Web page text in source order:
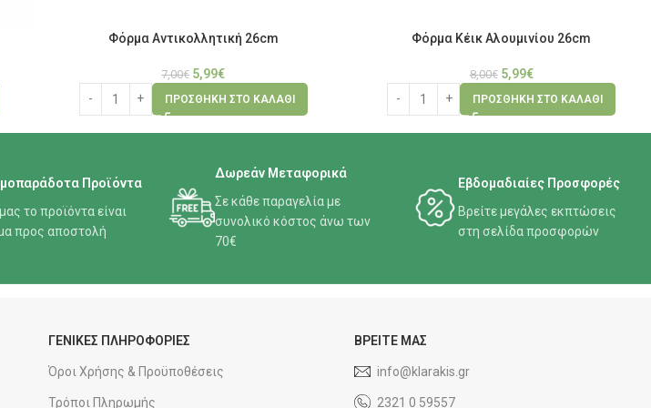
Φόρμα Αντικολλητική 26cm
7,00€ 5,99€
ΠΡΟΣΘΉΚΗ ΣΤΟ ΚΑΛΆΘΙ
Φόρμα Κέικ Αλουμινίου 26cm
8,00€ 5,99€
ΠΡΟΣΘΉΚΗ ΣΤΟ ΚΑΛΆΘΙ
Προϊόντα
το προϊόντα είναι
προς αποστολή
Δωρεάν Μεταφορικά
Σε κάθε παραγελία με
συνολικό κόστος άνω των
70€
Εβδομαδιαίες Προσφορές
Βρείτε μεγάλες εκπτώσεις
στη σελίδα προσφορών
ΓΕΝΙΚΕΣ ΠΛΗΡΟΦΟΡΙΕΣ
Όροι Χρήσης & Προϋποθέσεις
Τρόποι Πληρωμής
ΒΡΕΙΤΕ ΜΑΣ
info@klarakis.gr
2321 0 59557